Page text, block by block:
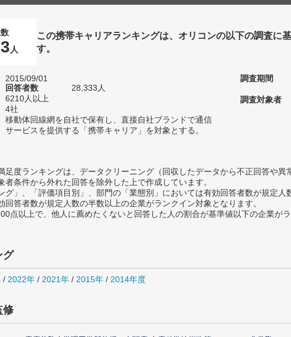
人
この携帯キャリアランキングは、オリコンの以下の調査に
す。
2015/09/01
回答者数
28,333人
6210人以上
4社
移動体回線網を自社で保有し、直接自社ブランドで通信
サービスを提供する「携帯キャリア」を対象とする。
調査期間
調査対象者
度ランキングは、データクリーニング（回収したデータから不正回答や異
条件から外れた回答を除外した上で作成しています。
グ」、「評価項目別」、部門の「業態別」においては有効回答者数が規定
回答者数が規定人数の半数以上の企業がランクイン対象となります。
点以上で、他人に薦めたくないと回答した人の割合が基準値以下の企業がラ
グ
/ 2022年 / 2021年 / 2015年 / 2014年度
修